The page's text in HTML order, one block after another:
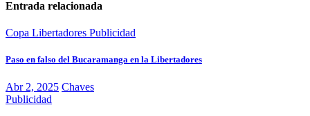
Entrada relacionada
Copa Libertadores Publicidad
Paso en falso del Bucaramanga en la Libertadores
Abr 2, 2025 Chaves
Publicidad